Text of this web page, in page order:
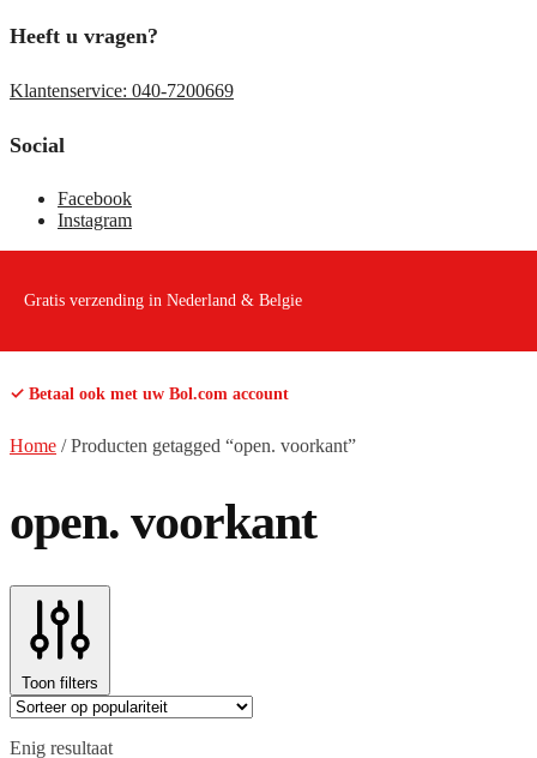
Heeft u vragen?
Klantenservice: 040-7200669
Social
Facebook
Instagram
Gratis verzending in Nederland & Belgie
✓ Betaal ook met uw Bol.com account
Home /Producten getagged “open. voorkant”
open. voorkant
Toon filters
Enig resultaat